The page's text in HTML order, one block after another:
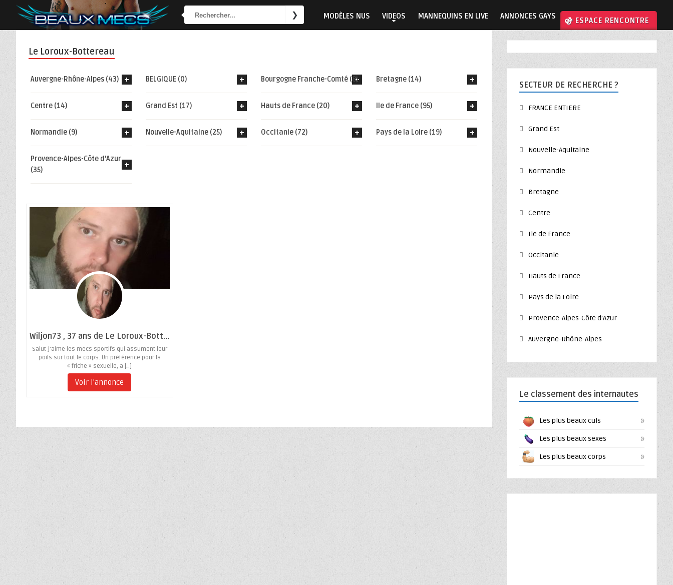
MODÈLES NUS VIDEOS MANNEQUINS EN LIVE ANNONCES GAYS ⚣ ESPACE RENCONTRE
Le Loroux-Bottereau
Auvergne-Rhône-Alpes (43) BELGIQUE (0) Bourgogne Franche-Comté (8) Bretagne (14)
Centre (14) Grand Est (17) Hauts de France (20) Ile de France (95)
Normandie (9) Nouvelle-Aquitaine (25) Occitanie (72) Pays de la Loire (19)
Provence-Alpes-Côte d'Azur
(35)
Wiljon73 , 37 ans de Le Loroux-Bottereau
Salut j’aime les mecs sportifs qui assument leur
poils sur tout le corps. Un préférence pour la
« friche » sexuelle, a […]
Voir l'annonce
SECTEUR DE RECHERCHE ?
FRANCE ENTIERE
Grand Est
Nouvelle-Aquitaine
Normandie
Bretagne
Centre
Ile de France
Occitanie
Hauts de France
Pays de la Loire
Provence-Alpes-Côte d’Azur
Auvergne-Rhône-Alpes
Le classement des internautes
Les plus beaux culs »
Les plus beaux sexes »
Les plus beaux corps »